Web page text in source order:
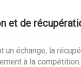
et de
un échange, la
à la